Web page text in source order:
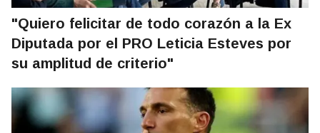
"Quiero felicitar de todo corazón a la Ex
Diputada por el PRO Leticia Esteves por
su amplitud de criterio"